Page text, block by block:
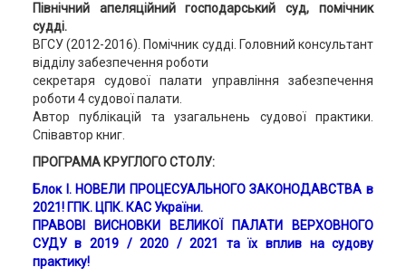
Північний апеляційний господарський суд, помічник
судді.
ВГСУ (2012-2016). Помічник судді. Головний консультант
відділу забезпечення роботи
секретаря судової палати управління забезпечення
роботи 4 судової палати.
Автор публікацій та узагальнень судової практики.
Співавтор книг.
ПРОГРАМА КРУГЛОГО СТОЛУ:
Блок І. НОВЕЛИ ПРОЦЕСУАЛЬНОГО ЗАКОНОДАВСТВА в
2021! ГПК. ЦПК. КАС України.
ПРАВОВІ ВИСНОВКИ ВЕЛИКОЇ ПАЛАТИ ВЕРХОВНОГО
СУДУ в 2019 / 2020 / 2021 та їх вплив на судову
практику!